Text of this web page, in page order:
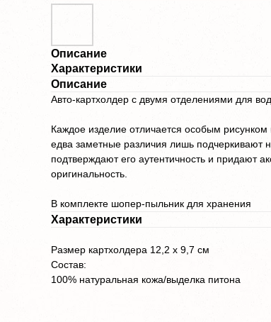
Описание
Характеристики
Описание
Авто-картхолдер с двумя отделениями для
Каждое изделие отличается особым
едва заметные различия лишь подчеркивают
подтверждают его аутентичность и придают
оригинальность.
В комплекте шопер-пыльник для хранения
Характеристики
Размер картхолдера 12,2 х 9,7 см
Состав:
100% натуральная кожа/выделка питона